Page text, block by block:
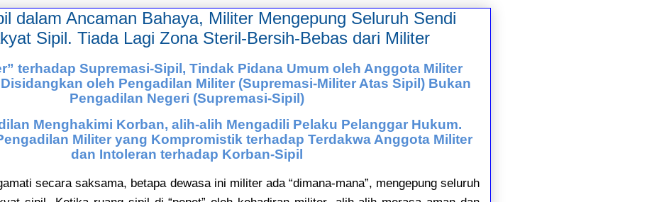
dalam Ancaman Bahaya, Militer Mengepung Seluruh Sendi
Sipil. Tiada Lagi Zona Steril-Bersih-Bebas dari Militer
terhadap Supremasi-Sipil, Tindak Pidana Umum oleh Anggota Militer
oleh Pengadilan Militer (Supremasi-Militer Atas Sipil) Bukan
Pengadilan Negeri (Supremasi-Sipil)
Menghakimi Korban, alih-alih Mengadili Pelaku Pelanggar Hukum.
Militer yang Kompromistik terhadap Terdakwa Anggota Militer
dan Intoleran terhadap Korban-Sipil
secara saksama, betapa dewasa ini militer ada “dimana-mana”, mengepung seluruh